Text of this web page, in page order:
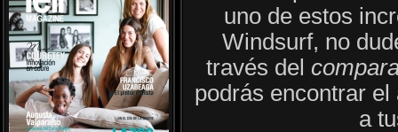
uno de estos
Windsurf, no
través del
podrás encontrar
a